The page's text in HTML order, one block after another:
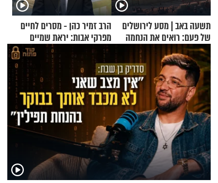
תשעה באב | מסע לירושלים
של פעם: רואים את הנחמה
הרב זמיר כהן - מסרים לחיים
מפרקי אבות: יראת שמיים